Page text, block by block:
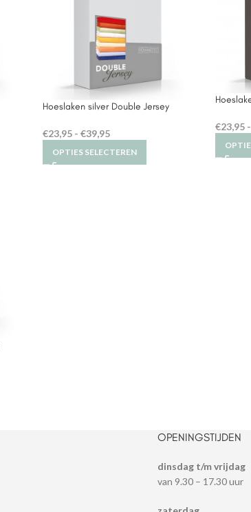
Hoeslaken silver Double Jersey
€23,95 - €39,95
OPTIES SELECTEREN
€23,95 -
OPENINGSTIJDEN
dinsdag t/m vrijdag
van 9.30 – 17.30 uur